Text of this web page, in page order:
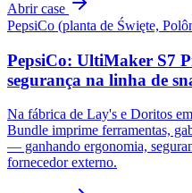
Abrir case
PepsiCo (planta de Święte,
PepsiCo: UltiMaker S7
segurança na linha de
Na fábrica de Lay's e Doritos
Bundle imprime ferramentas,
— ganhando ergonomia,
fornecedor externo.